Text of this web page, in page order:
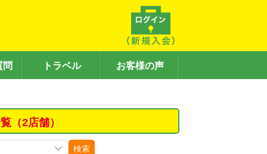
問 トラベル お客様の声
（2店舗）
検索